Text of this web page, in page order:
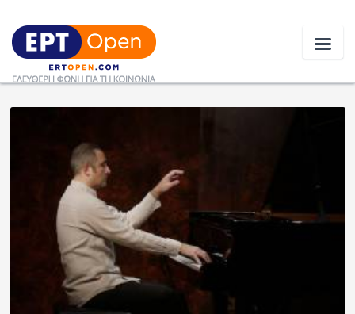
Ελλάδα
Κοινωνία
Πολιτική
Οικονομία
Αθλητικά